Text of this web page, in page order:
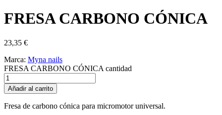
FRESA CARBONO CÓNICA
23,35 €
Marca: Myna nails
FRESA CARBONO CÓNICA cantidad
Añadir al carrito
Fresa de carbono cónica para micromotor universal.